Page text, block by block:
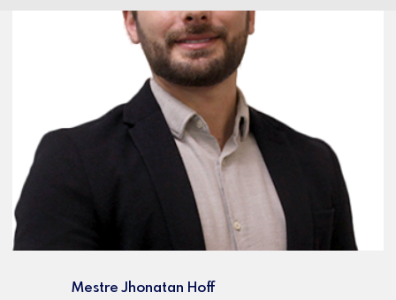
Mestre Jhonatan Hoff